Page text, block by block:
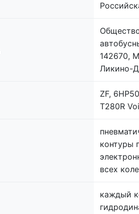
142670,
Ликино-
ZF,
T280R
контуры
всех
каждый